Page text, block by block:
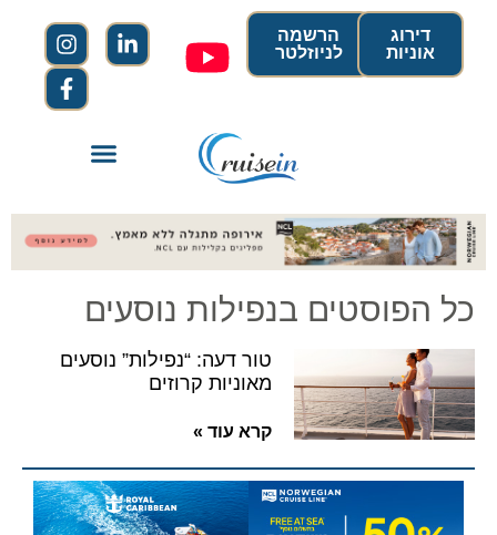
הרשמה
לניוזלטר
דירוג
אוניות
כל הפוסטים בנפילות נוסעים
טור דעה: “נפילות” נוסעים
מאוניות קרוזים
קרא עוד »